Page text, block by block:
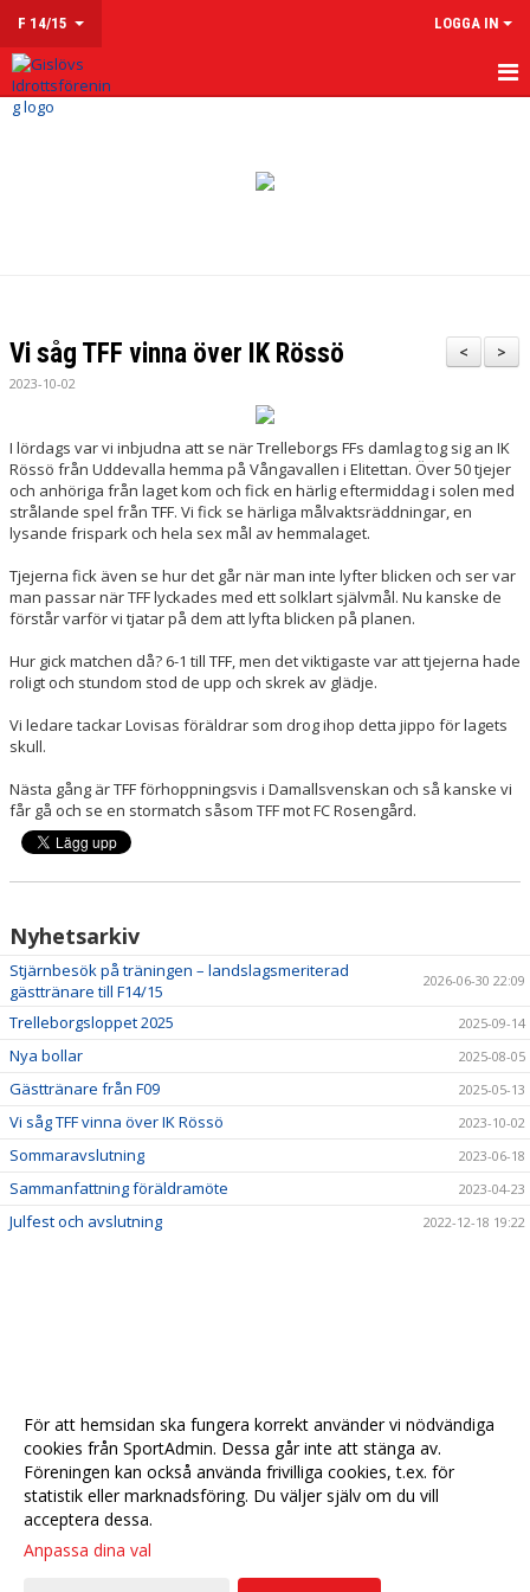
F 14/15 LOGGA IN
HEM
KONTAKT
>
<
Vi såg TFF vinna över IK Rössö
2023-10-02
I lördags var vi inbjudna att se när Trelleborgs FFs damlag tog sig an IK
Rössö från Uddevalla hemma på Vångavallen i Elitettan. Över 50 tjejer
och anhöriga från laget kom och fick en härlig eftermiddag i solen med
strålande spel från TFF. Vi fick se härliga målvaktsräddningar, en
lysande frispark och hela sex mål av hemmalaget.
Tjejerna fick även se hur det går när man inte lyfter blicken och ser var
man passar när TFF lyckades med ett solklart självmål. Nu kanske de
förstår varför vi tjatar på dem att lyfta blicken på planen.
Hur gick matchen då? 6-1 till TFF, men det viktigaste var att tjejerna hade
roligt och stundom stod de upp och skrek av glädje.
Vi ledare tackar Lovisas föräldrar som drog ihop detta jippo för lagets
skull.
Nästa gång är TFF förhoppningsvis i Damallsvenskan och så kanske vi
får gå och se en stormatch såsom TFF mot FC Rosengård.
Nyhetsarkiv
Stjärnbesök på träningen – landslagsmeriterad
gästtränare till F14/15
2026-06-30 22:09
Trelleborgsloppet 2025 2025-09-14
Nya bollar 2025-08-05
Gästtränare från F09 2025-05-13
Vi såg TFF vinna över IK Rössö 2023-10-02
Sommaravslutning 2023-06-18
Sammanfattning föräldramöte 2023-04-23
Julfest och avslutning 2022-12-18 19:22
För att hemsidan ska fungera korrekt använder vi nödvändiga
cookies från SportAdmin. Dessa går inte att stänga av.
Föreningen kan också använda frivilliga cookies, t.ex. för
statistik eller marknadsföring. Du väljer själv om du vill
acceptera dessa.
Anpassa dina val